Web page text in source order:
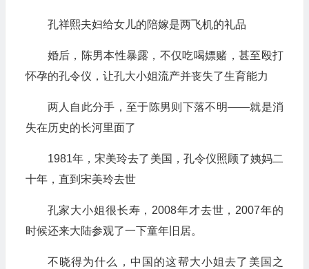
孔祥熙夫妇给女儿的陪嫁是两飞机的礼品
婚后，陈男本性暴露，不仅吃喝嫖赌，甚至殴打
怀孕的孔令仪，让孔大小姐流产并丧失了生育能力
两人自此分手，至于陈男则下落不明——就是消
失在历史的长河里面了
1981年，宋美玲去了美国，孔令仪照顾了姨妈二
十年，直到宋美玲去世
孔家大小姐很长寿，2008年才去世，2007年的
时候还来大陆参观了一下童年旧居。
不晓得为什么，中国的这帮大小姐去了美国之